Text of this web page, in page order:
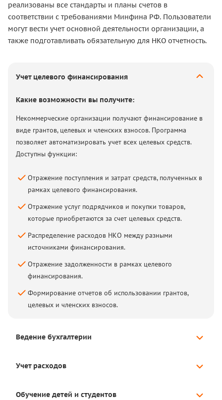
реализованы все стандарты и планы счетов в
соответствии с требованиями Минфина РФ. Пользователи
могут вести учет основной деятельности организации, а
также подготавливать обязательную для НКО отчетность.
Учет целевого финансирования
Какие возможности вы получите:
Некоммерческие организации получают финансирование в
виде грантов, целевых и членских взносов. Программа
позволяет автоматизировать учет всех целевых средств.
Доступны функции:
Отражение поступления и затрат средств, полученных в
рамках целевого финансирования.
Отражение услуг подрядчиков и покупки товаров,
которые приобретаются за счет целевых средств.
Распределение расходов НКО между разными
источниками финансирования.
Отражение задолженности в рамках целевого
финансирования.
Формирование отчетов об использовании грантов,
целевых и членских взносов.
Ведение бухгалтерии
Учет расходов
Обучение детей и студентов